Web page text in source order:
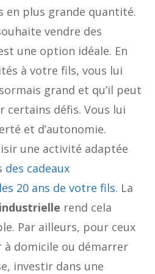
en plus grande quantité.
vendre des
une option idéale. En
à votre fils, vous lui
grand et qu’il peut
certains défis. Vous lui
et d’autonomie.
une activité adaptée
des cadeaux
20 ans de votre fils. La
rend cela
Par ailleurs, pour ceux
domicile ou démarrer
investir dans une